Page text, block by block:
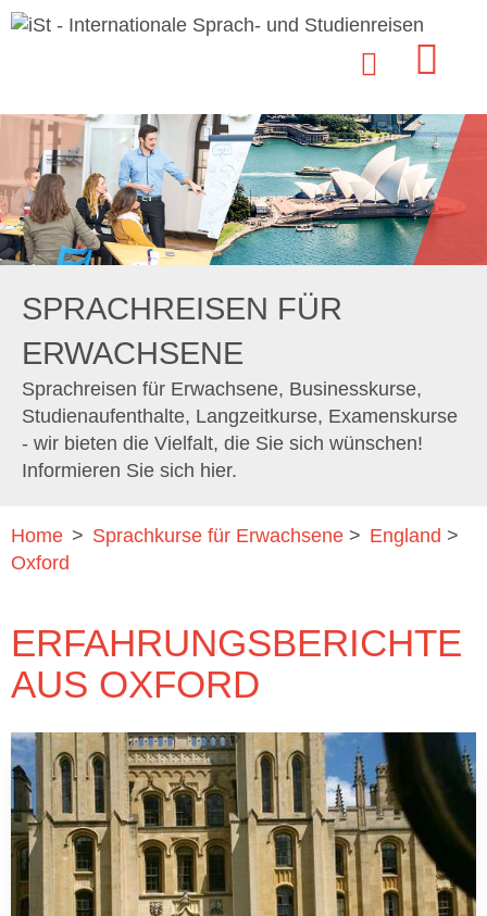
SPRACHREISEN FÜR
ERWACHSENE
Sprachreisen für Erwachsene, Businesskurse,
Studienaufenthalte, Langzeitkurse, Examenskurse
- wir bieten die Vielfalt, die Sie sich wünschen!
Informieren Sie sich hier.
Home > Sprachkurse für Erwachsene > England >
Oxford
ERFAHRUNGSBERICHTE
AUS OXFORD